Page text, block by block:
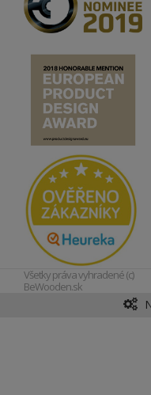
Všetky práva vyhradené (c)
BeWooden.sk